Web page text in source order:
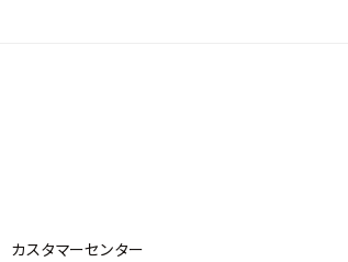
スタマーセンター